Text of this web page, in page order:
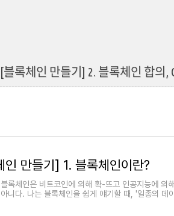
[블록체인 만들기] 2. 블록체인 합의,
인 만들기] 1. 블록체인이란?
록체인은 비트코인에 의해 확-뜨고 인공지능에
니다. 나는 블록체인을 쉽게 얘기할 때, '일종의 데